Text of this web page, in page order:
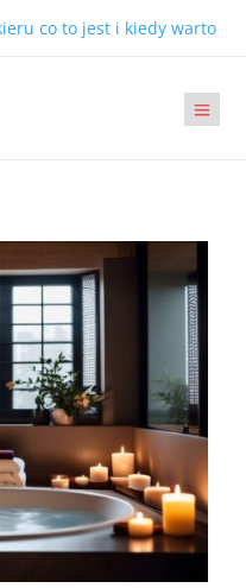
co to jest i kiedy warto ją